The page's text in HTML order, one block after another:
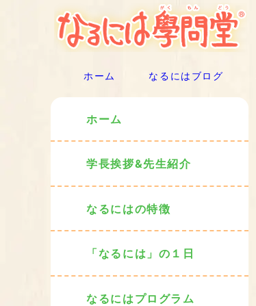
ホーム なるにはブログ
ホーム
学長挨拶&先生紹介
なるにはの特徴
「なるには」の１日
なるにはプログラム